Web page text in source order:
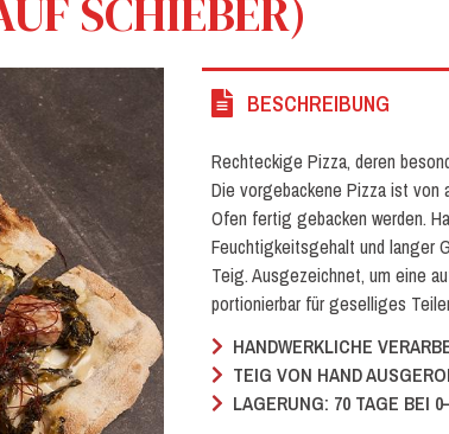
SCHIEBER)
BESCHREIBUNG
Rechteckige Pizza, deren
Die vorgebackene Pizza ist von
Ofen fertig gebacken werden.
Feuchtigkeitsgehalt und langer
Teig. Ausgezeichnet, um eine
portionierbar für geselliges
HANDWERKLICHE
TEIG VON HAND
LAGERUNG: 70 TAGE BEI